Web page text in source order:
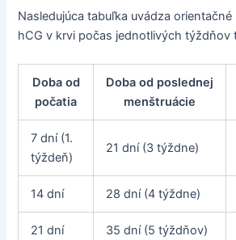
Nasledujúca tabuľka uvádza
hCG v krvi počas jednotlivých týždňov
Doba od
počatia
Doba od poslednej
menštruácie
7 dní (1.
týždeň)
21 dní (3 týždne)
14 dní 28 dní (4 týždne)
21 dní 35 dní (5 týždňov)